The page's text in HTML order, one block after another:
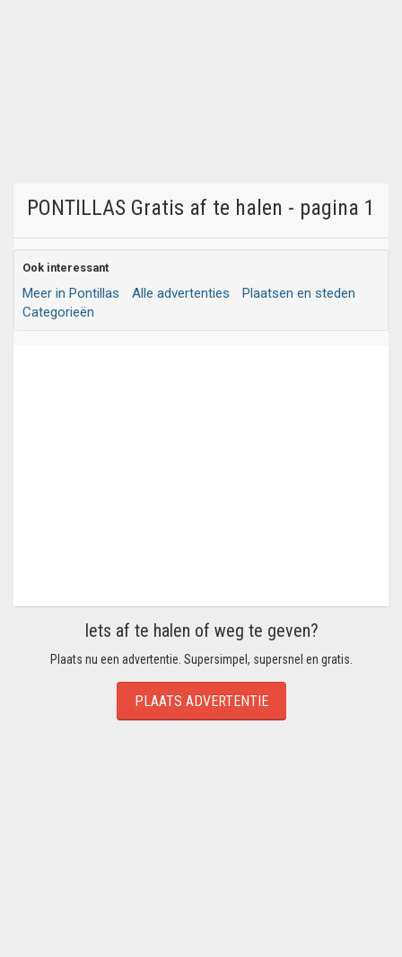
PONTILLAS Gratis af te halen - pagina 1
Ook interessant
Meer in Pontillas Alle advertenties
Plaatsen en steden
Categorieën
Iets af te halen of weg te geven?
Plaats nu een advertentie. Supersimpel, supersnel en gratis.
PLAATS ADVERTENTIE